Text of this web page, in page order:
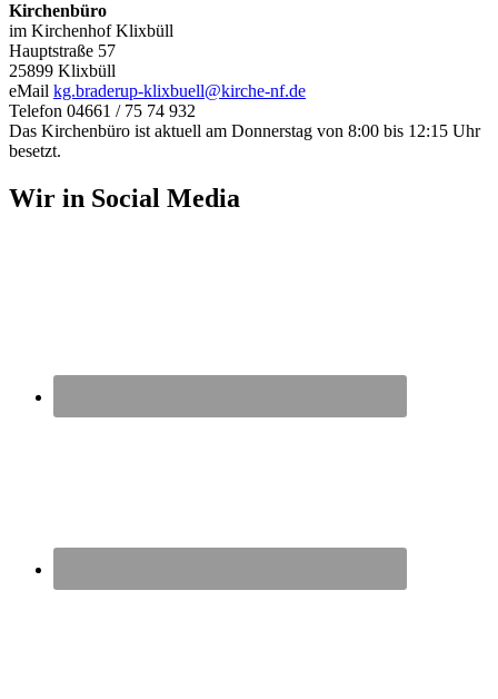
Kirchenbüro
im Kirchenhof Klixbüll
Hauptstraße 57
25899 Klixbüll
eMail kg.braderup-klixbuell@kirche-nf.de
Telefon 04661 / 75 74 932
Das Kirchenbüro ist aktuell am Donnerstag von 8:00 bis 12:15 Uhr
besetzt.
Wir in Social Media